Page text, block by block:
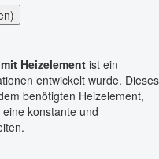
Heizelement ist ein
entwickelt wurde. Dieses
benötigten Heizelement,
konstante und